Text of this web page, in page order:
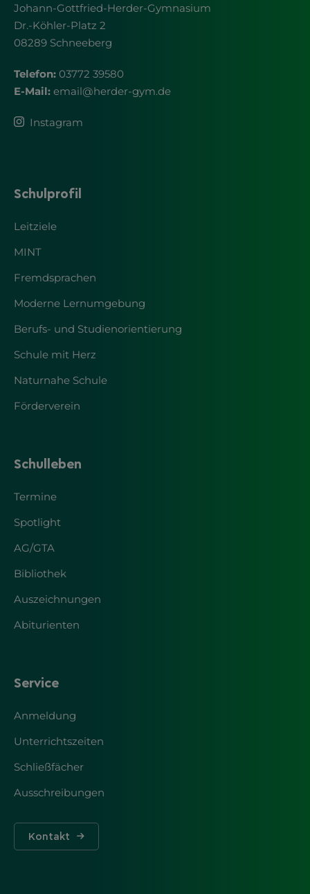
Johann-Gottfried-Herder-Gymnasium
Dr.-Köhler-Platz 2
08289 Schneeberg
Telefon: 03772 39580
E-Mail: email@herder-gym.de
Instagram
Schulprofil
Leitziele
MINT
Fremdsprachen
Moderne Lernumgebung
Berufs- und Studienorientierung
Schule mit Herz
Naturnahe Schule
Förderverein
Schulleben
Termine
Spotlight
AG/GTA
Bibliothek
Auszeichnungen
Abiturienten
Service
Anmeldung
Unterrichtszeiten
Schließfächer
Ausschreibungen
Kontakt